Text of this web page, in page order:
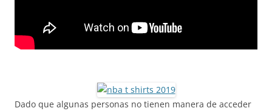
Dado que algunas personas no tienen manera de acceder